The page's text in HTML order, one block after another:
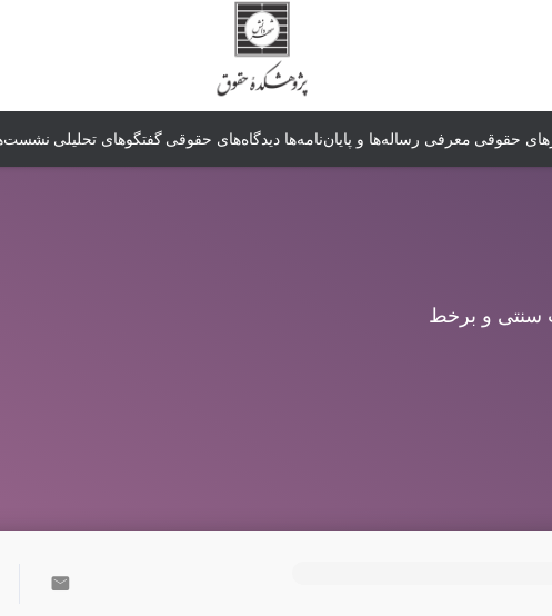
حقوقی معرفی رساله‌ها و پایان‌نامه‌ها دیدگاه‌های حقوقی گفتگوهای تحلیلی
سنتی و برخط